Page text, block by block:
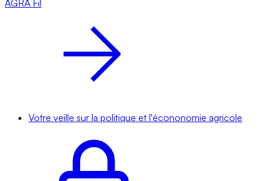
AGRA Fil
Votre veille sur la politique et l'écononomie agricole